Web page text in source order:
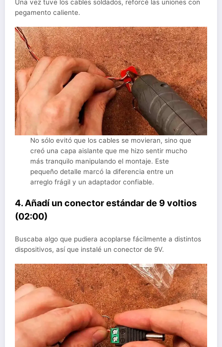
Una vez tuve los cables soldados, reforcé las uniones con
pegamento caliente.
No sólo evitó que los cables se movieran, sino que
creó una capa aislante que me hizo sentir mucho
más tranquilo manipulando el montaje. Este
pequeño detalle marcó la diferencia entre un
arreglo frágil y un adaptador confiable.
4. Añadí un conector estándar de 9 voltios
(02:00)
Buscaba algo que pudiera acoplarse fácilmente a distintos
dispositivos, así que instalé un conector de 9V.